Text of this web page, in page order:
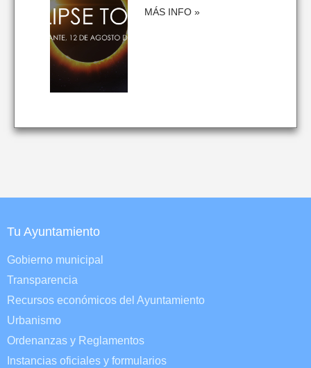
MÁS INFO »
Tu Ayuntamiento
Gobierno municipal
Transparencia
Recursos económicos del Ayuntamiento
Urbanismo
Ordenanzas y Reglamentos
Instancias oficiales y formularios